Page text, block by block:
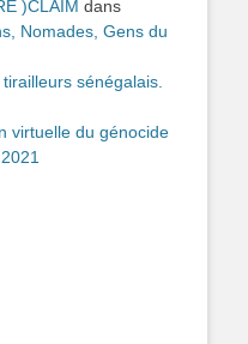
)CLAIM dans
Nomades, Gens du
sénégalais.
virtuelle du génocide